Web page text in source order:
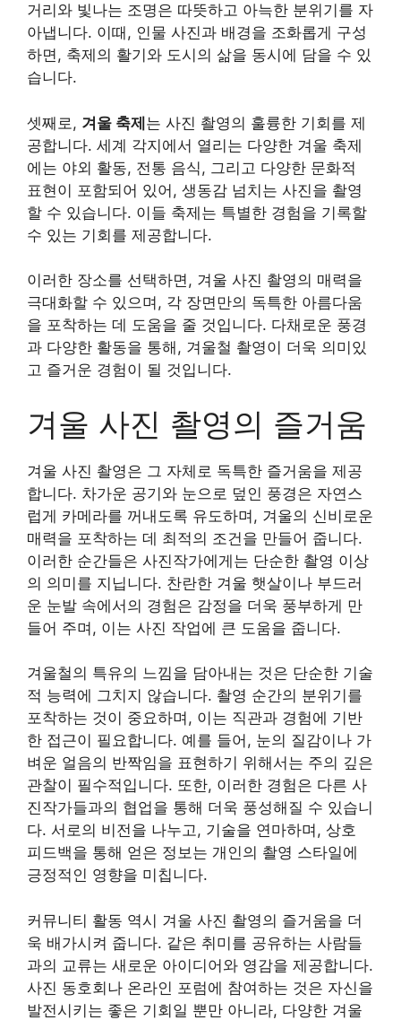
거리와 빛나는 조명은 따뜻하고 아늑한 분위기를 자
아냅니다. 이때, 인물 사진과 배경을 조화롭게 구성
하면, 축제의 활기와 도시의 삶을 동시에 담을 수 있
습니다.
셋째로, 겨울 축제는 사진 촬영의 훌륭한 기회를 제
공합니다. 세계 각지에서 열리는 다양한 겨울 축제
에는 야외 활동, 전통 음식, 그리고 다양한 문화적
표현이 포함되어 있어, 생동감 넘치는 사진을 촬영
할 수 있습니다. 이들 축제는 특별한 경험을 기록할
수 있는 기회를 제공합니다.
이러한 장소를 선택하면, 겨울 사진 촬영의 매력을
극대화할 수 있으며, 각 장면만의 독특한 아름다움
을 포착하는 데 도움을 줄 것입니다. 다채로운 풍경
과 다양한 활동을 통해, 겨울철 촬영이 더욱 의미있
고 즐거운 경험이 될 것입니다.
겨울 사진 촬영의 즐거움
겨울 사진 촬영은 그 자체로 독특한 즐거움을 제공
합니다. 차가운 공기와 눈으로 덮인 풍경은 자연스
럽게 카메라를 꺼내도록 유도하며, 겨울의 신비로운
매력을 포착하는 데 최적의 조건을 만들어 줍니다.
이러한 순간들은 사진작가에게는 단순한 촬영 이상
의 의미를 지닙니다. 찬란한 겨울 햇살이나 부드러
운 눈발 속에서의 경험은 감정을 더욱 풍부하게 만
들어 주며, 이는 사진 작업에 큰 도움을 줍니다.
겨울철의 특유의 느낌을 담아내는 것은 단순한 기술
적 능력에 그치지 않습니다. 촬영 순간의 분위기를
포착하는 것이 중요하며, 이는 직관과 경험에 기반
한 접근이 필요합니다. 예를 들어, 눈의 질감이나 가
벼운 얼음의 반짝임을 표현하기 위해서는 주의 깊은
관찰이 필수적입니다. 또한, 이러한 경험은 다른 사
진작가들과의 협업을 통해 더욱 풍성해질 수 있습니
다. 서로의 비전을 나누고, 기술을 연마하며, 상호
피드백을 통해 얻은 정보는 개인의 촬영 스타일에
긍정적인 영향을 미칩니다.
커뮤니티 활동 역시 겨울 사진 촬영의 즐거움을 더
욱 배가시켜 줍니다. 같은 취미를 공유하는 사람들
과의 교류는 새로운 아이디어와 영감을 제공합니다.
사진 동호회나 온라인 포럼에 참여하는 것은 자신을
발전시키는 좋은 기회일 뿐만 아니라, 다양한 겨울